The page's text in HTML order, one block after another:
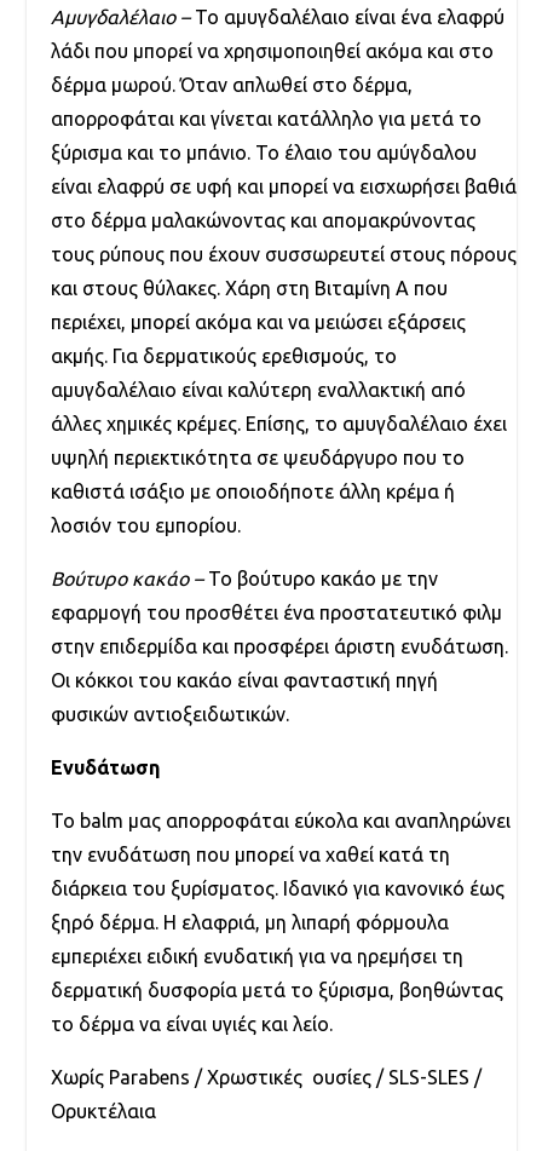
Αμυγδαλέλαιο –Το αμυγδαλέλαιο είναι ένα ελαφρύ
λάδι που μπορεί να χρησιμοποιηθεί ακόμα και στο
δέρμα μωρού. Όταν απλωθεί στο δέρμα,
απορροφάται και γίνεται κατάλληλο για μετά το
ξύρισμα και το μπάνιο. Το έλαιο του αμύγδαλου
είναι ελαφρύ σε υφή και μπορεί να εισχωρήσει βαθιά
στο δέρμα μαλακώνοντας και απομακρύνοντας
τους ρύπους που έχουν συσσωρευτεί στους πόρους
και στους θύλακες. Χάρη στη Βιταμίνη Α που
περιέχει, μπορεί ακόμα και να μειώσει εξάρσεις
ακμής. Για δερματικούς ερεθισμούς, το
αμυγδαλέλαιο είναι καλύτερη εναλλακτική από
άλλες χημικές κρέμες. Επίσης, το αμυγδαλέλαιο έχει
υψηλή περιεκτικότητα σε ψευδάργυρο που το
καθιστά ισάξιο με οποιοδήποτε άλλη κρέμα ή
λοσιόν του εμπορίου.
Βούτυρο κακάο –Το βούτυρο κακάο με την
εφαρμογή του προσθέτει ένα προστατευτικό φιλμ
στην επιδερμίδα και προσφέρει άριστη ενυδάτωση.
Οι κόκκοι του κακάο είναι φανταστική πηγή
φυσικών αντιοξειδωτικών.
Ενυδάτωση
Το balm μας απορροφάται εύκολα και αναπληρώνει
την ενυδάτωση που μπορεί να χαθεί κατά τη
διάρκεια του ξυρίσματος. Ιδανικό για κανονικό έως
ξηρό δέρμα. Η ελαφριά, μη λιπαρή φόρμουλα
εμπεριέχει ειδική ενυδατική για να ηρεμήσει τη
δερματική δυσφορία μετά το ξύρισμα, βοηθώντας
το δέρμα να είναι υγιές και λείο.
Χωρίς Parabens / Χρωστικές ουσίες / SLS-SLES /
Ορυκτέλαια